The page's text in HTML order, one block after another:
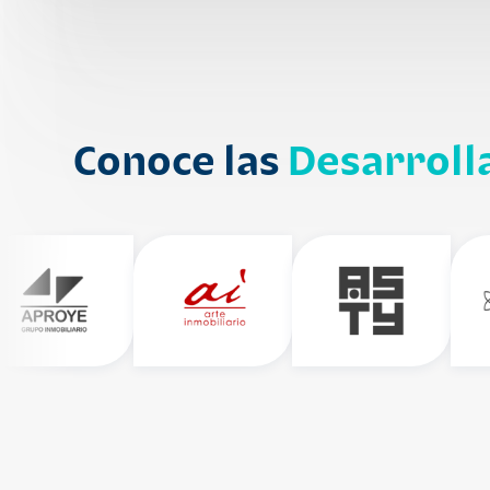
Conoce las